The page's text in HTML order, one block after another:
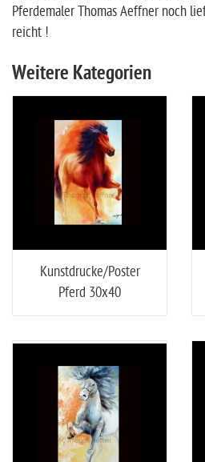
Pferdemaler Thomas Aeffner noch
reicht !
Weitere Kategorien
Kunstdrucke/Poster
Pferd 30x40